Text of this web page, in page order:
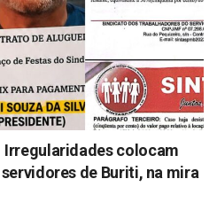
Irregularidades colocam
de Buriti, na mira